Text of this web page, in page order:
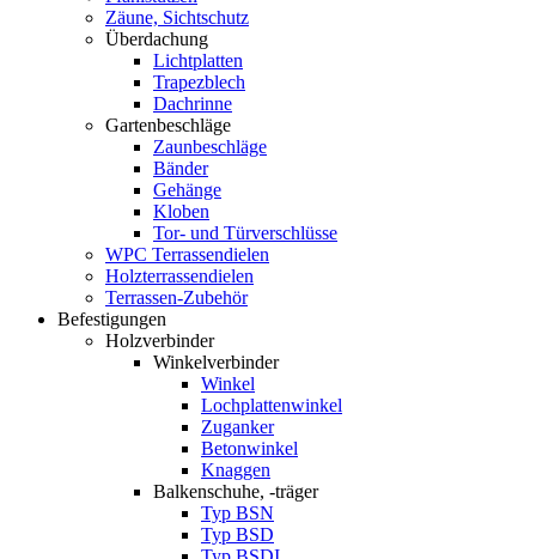
Zäune, Sichtschutz
Überdachung
Lichtplatten
Trapezblech
Dachrinne
Gartenbeschläge
Zaunbeschläge
Bänder
Gehänge
Kloben
Tor- und Türverschlüsse
WPC Terrassendielen
Holzterrassendielen
Terrassen-Zubehör
Befestigungen
Holzverbinder
Winkelverbinder
Winkel
Lochplattenwinkel
Zuganker
Betonwinkel
Knaggen
Balkenschuhe, -träger
Typ BSN
Typ BSD